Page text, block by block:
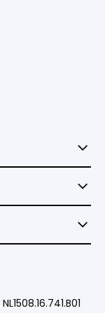
NL1508.16.741.B01